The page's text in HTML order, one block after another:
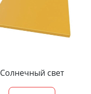
Солнечный свет